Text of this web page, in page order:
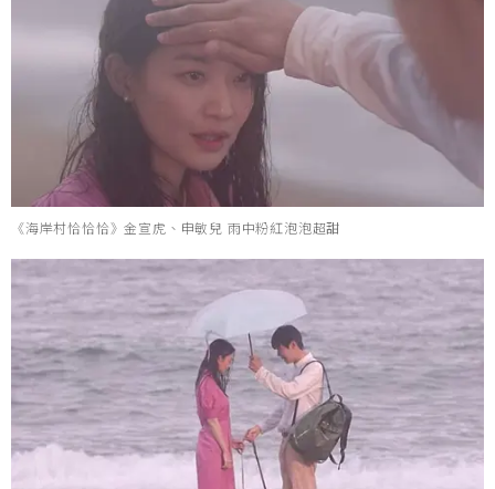
《海岸村恰恰恰》金宣虎、申敏兒 雨中粉紅泡泡超甜